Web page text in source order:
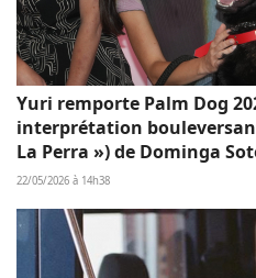
Yuri remporte Palm Dog
interprétation
La Perra ») de Dominga
22/05/2026 à 14h38